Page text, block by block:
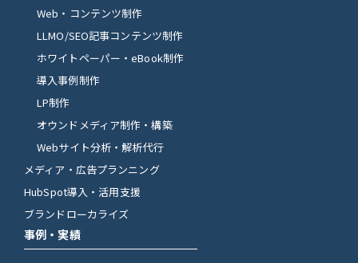
Web・コンテンツ制作
LLMO/SEO記事コンテンツ制作
ホワイトペーパー・eBook制作
導入事例制作
LP制作
オウンドメディア制作・構築
Webサイト分析・解析代行
メディア・広告プランニング
HubSpot導入・活用支援
ブランドローカライズ
事例・実績